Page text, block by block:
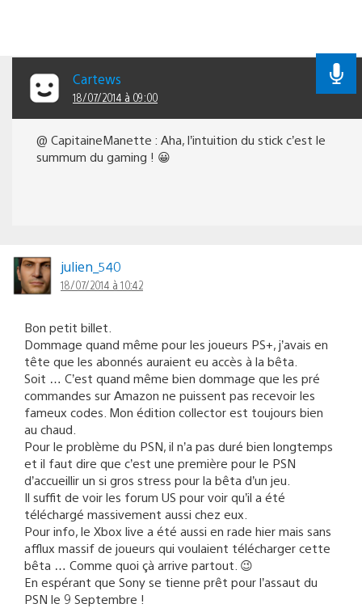
Cartews
18/07/2014 à 09:00
@ CapitaineManette : Aha, l’intuition du stick c’est le
summum du gaming ! 😀
julien_540
18/07/2014 à 10:42
Bon petit billet.
Dommage quand même pour les joueurs PS+, j’avais en
tête que les abonnés auraient eu accès à la bêta.
Soit … C’est quand même bien dommage que les pré
commandes sur Amazon ne puissent pas recevoir les
fameux codes. Mon édition collector est toujours bien
au chaud.
Pour le problème du PSN, il n’a pas duré bien longtemps
et il faut dire que c’est une première pour le PSN
d’accueillir un si gros stress pour la bêta d’un jeu.
Il suffit de voir les forum US pour voir qu’il a été
téléchargé massivement aussi chez eux.
Pour info, le Xbox live a été aussi en rade hier mais sans
afflux massif de joueurs qui voulaient télécharger cette
bêta … Comme quoi çà arrive partout. 😉
En espérant que Sony se tienne prêt pour l’assaut du
PSN le 9 Septembre !